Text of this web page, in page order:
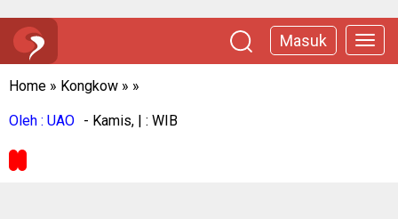
Masuk
Home » Kongkow » »
Oleh : UAO - Kamis, | : WIB